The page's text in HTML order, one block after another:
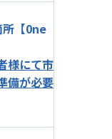
所【0ne
様にて市
備が必要